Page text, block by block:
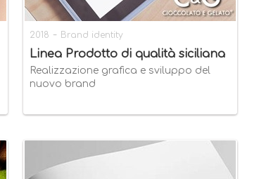
2018 - Brand identity
Linea Prodotto di qualità siciliana
Realizzazione grafica e sviluppo del
nuovo brand